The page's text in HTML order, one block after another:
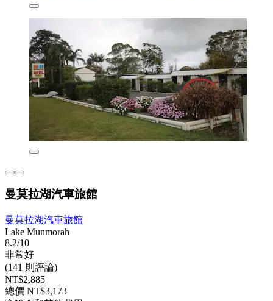
曼莫拉湖汽車旅館
曼莫拉湖汽車旅館
Lake Munmorah
8.2/10
非常好
(141 則評論)
NT$2,885
總價 NT$3,173